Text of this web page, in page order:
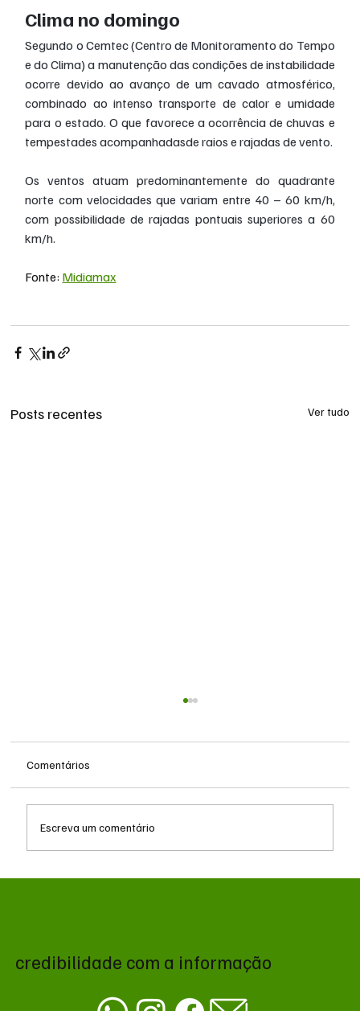
Clima no domingo
Segundo o Cemtec (Centro de Monitoramento do Tempo
e do Clima) a manutenção das condições de instabilidade
ocorre devido ao avanço de um cavado atmosférico,
combinado ao intenso transporte de calor e umidade
para o estado. O que favorece a ocorrência de chuvas e
tempestades acompanhadasde raios e rajadas de vento.
Os ventos atuam predominantemente do quadrante
norte com velocidades que variam entre 40 – 60 km/h,
com possibilidade de rajadas pontuais superiores a 60
km/h.
Fonte: Midiamax
Posts recentes Ver tudo
Comentários
Escreva um comentário
credibilidade com a informação